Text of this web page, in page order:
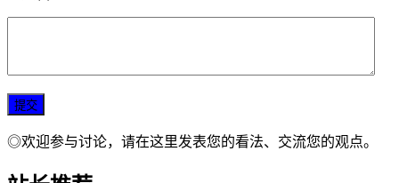
◎欢迎参与讨论，请在这里发表您的看法、交流您的观点。